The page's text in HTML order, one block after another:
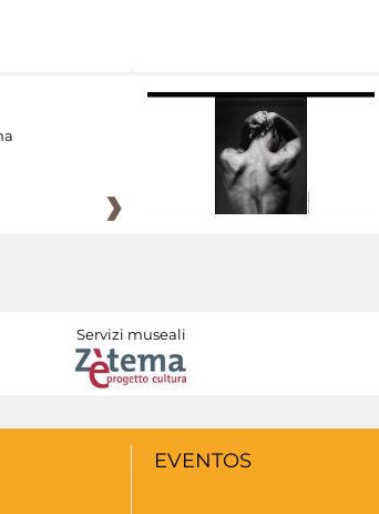
Servizi museali
EVENTOS